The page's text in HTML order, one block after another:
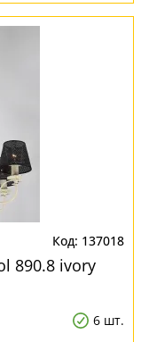
137018
890.8 ivory
6 шт.